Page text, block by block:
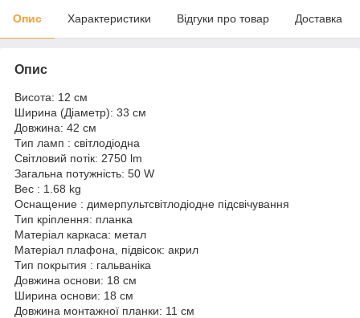
Опис Характеристики Відгуки про товар Доставка
Опис
Висота: 12 см
Ширина (Діаметр): 33 см
Довжина: 42 см
Тип ламп : світлодіодна
Світловий потік: 2750 lm
Загальна потужність: 50 W
Вес : 1.68 kg
Оснащение : димерпультсвітлодіодне підсвічування
Тип кріплення: планка
Матеріал каркаса: метал
Матеріал плафона, підвісок: акрил
Тип покрытия : гальваніка
Довжина основи: 18 см
Ширина основи: 18 см
Довжина монтажної планки: 11 см